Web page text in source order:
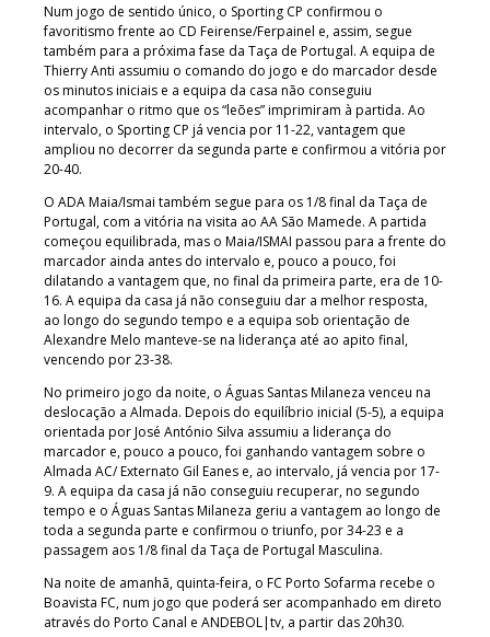
Num jogo de sentido único, o Sporting CP confirmou o
favoritismo frente ao CD Feirense/Ferpainel e, assim, segue
também para a próxima fase da Taça de Portugal. A equipa de
Thierry Anti assumiu o comando do jogo e do marcador desde
os minutos iniciais e a equipa da casa não conseguiu
acompanhar o ritmo que os “leões” imprimiram à partida. Ao
intervalo, o Sporting CP já vencia por 11-22, vantagem que
ampliou no decorrer da segunda parte e confirmou a vitória por
20-40.
O ADA Maia/Ismai também segue para os 1/8 final da Taça de
Portugal, com a vitória na visita ao AA São Mamede. A partida
começou equilibrada, mas o Maia/ISMAI passou para a frente do
marcador ainda antes do intervalo e, pouco a pouco, foi
dilatando a vantagem que, no final da primeira parte, era de 10-
16. A equipa da casa já não conseguiu dar a melhor resposta,
ao longo do segundo tempo e a equipa sob orientação de
Alexandre Melo manteve-se na liderança até ao apito final,
vencendo por 23-38.
No primeiro jogo da noite, o Águas Santas Milaneza venceu na
deslocação a Almada. Depois do equilíbrio inicial (5-5), a equipa
orientada por José António Silva assumiu a liderança do
marcador e, pouco a pouco, foi ganhando vantagem sobre o
Almada AC/ Externato Gil Eanes e, ao intervalo, já vencia por 17-
9. A equipa da casa já não conseguiu recuperar, no segundo
tempo e o Águas Santas Milaneza geriu a vantagem ao longo de
toda a segunda parte e confirmou o triunfo, por 34-23 e a
passagem aos 1/8 final da Taça de Portugal Masculina.
Na noite de amanhã, quinta-feira, o FC Porto Sofarma recebe o
Boavista FC, num jogo que poderá ser acompanhado em direto
através do Porto Canal e ANDEBOL|tv, a partir das 20h30.